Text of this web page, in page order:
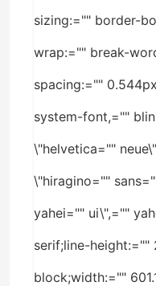
sizing:="" border-
wrap:="" break-
spacing:=""
system-font,=""
\"helvetica=""
\"hiragino=""
yahei="" ui\",=""
serif;line-height:=""
block;width:=""